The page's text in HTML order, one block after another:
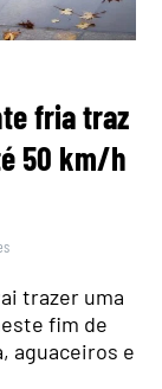
fria traz
50 km/h
trazer uma
fim de
aguaceiros e